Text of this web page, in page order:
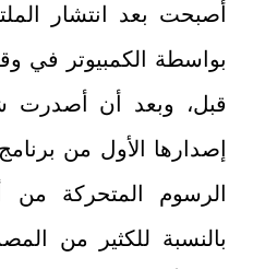
أصبحت بعد انتشار
بواسطة الكمبيوتر في
قبل، وبعد أن أصدرت
إصدارها الأول من
الرسوم المتحركة من
بالنسبة للكثير من